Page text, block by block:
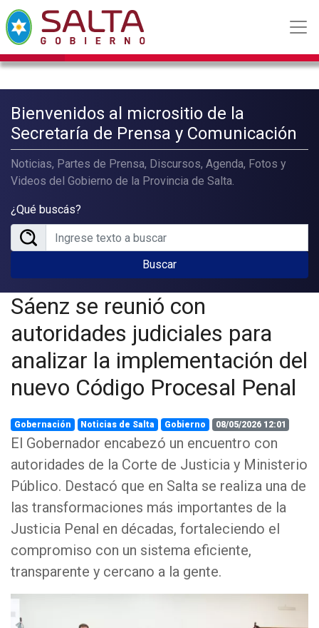
Bienvenidos al micrositio de la
Secretaría de Prensa y Comunicación
Noticias, Partes de Prensa, Discursos, Agenda, Fotos y
Videos del Gobierno de la Provincia de Salta.
¿Qué buscás?
Buscar
Sáenz se reunió con
autoridades judiciales para
analizar la implementación del
nuevo Código Procesal Penal
Gobernación Noticias de Salta Gobierno 08/05/2026 12:01
El Gobernador encabezó un encuentro con
autoridades de la Corte de Justicia y Ministerio
Público. Destacó que en Salta se realiza una de
las transformaciones más importantes de la
Justicia Penal en décadas, fortaleciendo el
compromiso con un sistema eficiente,
transparente y cercano a la gente.